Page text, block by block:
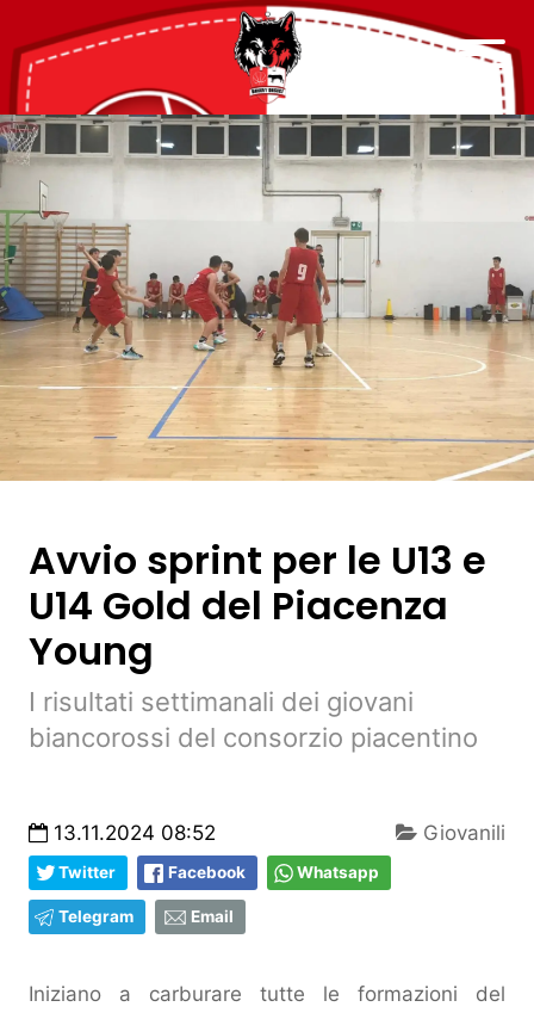
Avvio sprint per le U13 e
U14 Gold del Piacenza
Young
I risultati settimanali dei giovani
biancorossi del consorzio piacentino
13.11.2024 08:52 Giovanili
Twitter Facebook Whatsapp
Telegram Email
Iniziano a carburare tutte le formazioni del